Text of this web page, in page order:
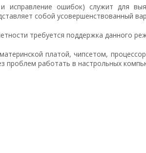
исправление ошибок) служит для
собой усовершенствованный
требуется поддержка данного
платой, чипсетом,
проблем работать в настрольных